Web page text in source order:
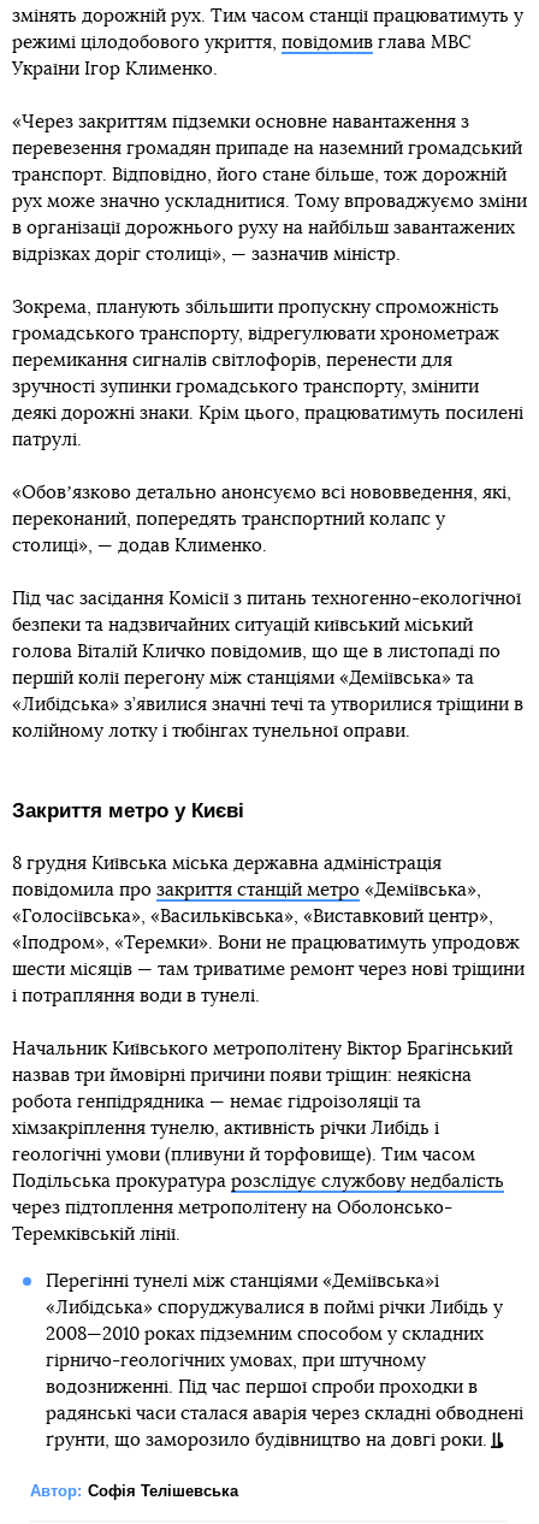
змінять дорожній рух. Тим часом станції працюватимуть у
режимі цілодобового укриття, повідомив глава МВС
України Ігор Клименко.
«Через закриттям підземки основне навантаження з
перевезення громадян припаде на наземний громадський
транспорт. Відповідно, його стане більше, тож дорожній
рух може значно ускладнитися. Тому впроваджуємо зміни
в організації дорожнього руху на найбільш завантажених
відрізках доріг столиці», — зазначив міністр.
Зокрема, планують збільшити пропускну спроможність
громадського транспорту, відрегулювати хронометраж
перемикання сигналів світлофорів, перенести для
зручності зупинки громадського транспорту, змінити
деякі дорожні знаки. Крім цього, працюватимуть посилені
патрулі.
«Обовʼязково детально анонсуємо всі нововведення, які,
переконаний, попередять транспортний колапс у
столиці», — додав Клименко.
Під час засідання Комісії з питань техногенно-екологічної
безпеки та надзвичайних ситуацій київський міський
голова Віталій Кличко повідомив, що ще в листопаді по
першій колії перегону між станціями «Деміївська» та
«Либідська» з’явилися значні течі та утворилися тріщини в
колійному лотку і тюбінгах тунельної оправи.
Закриття метро у Києві
8 грудня Київська міська державна адміністрація
повідомила про закриття станцій метро «Деміївська»,
«Голосіївська», «Васильківська», «Виставковий центр»,
«Іподром», «Теремки». Вони не працюватимуть упродовж
шести місяців — там триватиме ремонт через нові тріщини
і потрапляння води в тунелі.
Начальник Київського метрополітену Віктор Брагінський
назвав три ймовірні причини появи тріщин: неякісна
робота генпідрядника — немає гідроізоляції та
хімзакріплення тунелю, активність річки Либідь і
геологічні умови (пливуни й торфовище). Тим часом
Подільська прокуратура розслідує службову недбалість
через підтоплення метрополітену на Оболонсько-
Теремківській лінії.
Перегінні тунелі між станціями «Деміївська»і
«Либідська» споруджувалися в поймі річки Либідь у
2008—2010 роках підземним способом у складних
гірничо-геологічних умовах, при штучному
водозниженні. Під час першої спроби проходки в
радянські часи сталася аварія через складні обводнені
ґрунти, що заморозило будівництво на довгі роки.
Автор: Софія Телішевська